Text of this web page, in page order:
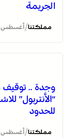
الجريمة
مملكتنا/ أغسطس 7, 2026
وجدة ..
“الأنتربول”
للحدود
مملكتنا/ أغسطس 7, 2026
لسان الهدهد !